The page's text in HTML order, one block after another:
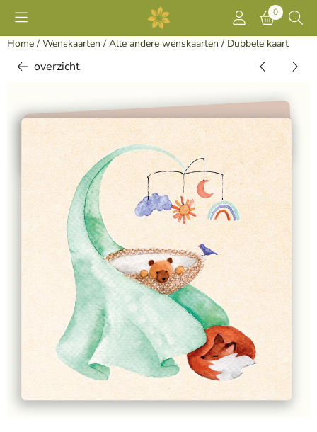
Cookievoorkeuren zijn momenteel gesloten. 0
Home / Wenskaarten / Alle andere wenskaarten / Dubbele kaart
overzicht